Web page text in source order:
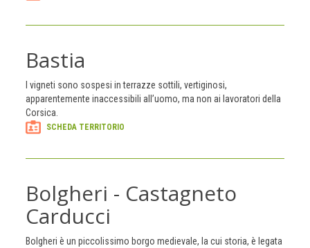
Bastia
I vigneti sono sospesi in terrazze sottili, vertiginosi,
apparentemente inaccessibili all’uomo, ma non ai lavoratori della
Corsica.
SCHEDA TERRITORIO
Bolgheri - Castagneto
Carducci
Bolgheri è un piccolissimo borgo medievale, la cui storia, è legata